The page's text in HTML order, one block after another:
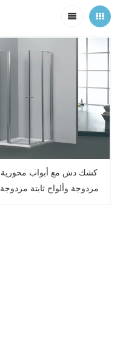
كشك دش مع أبواب محورية
مزدوجة وألواح ثابتة مزدوجة